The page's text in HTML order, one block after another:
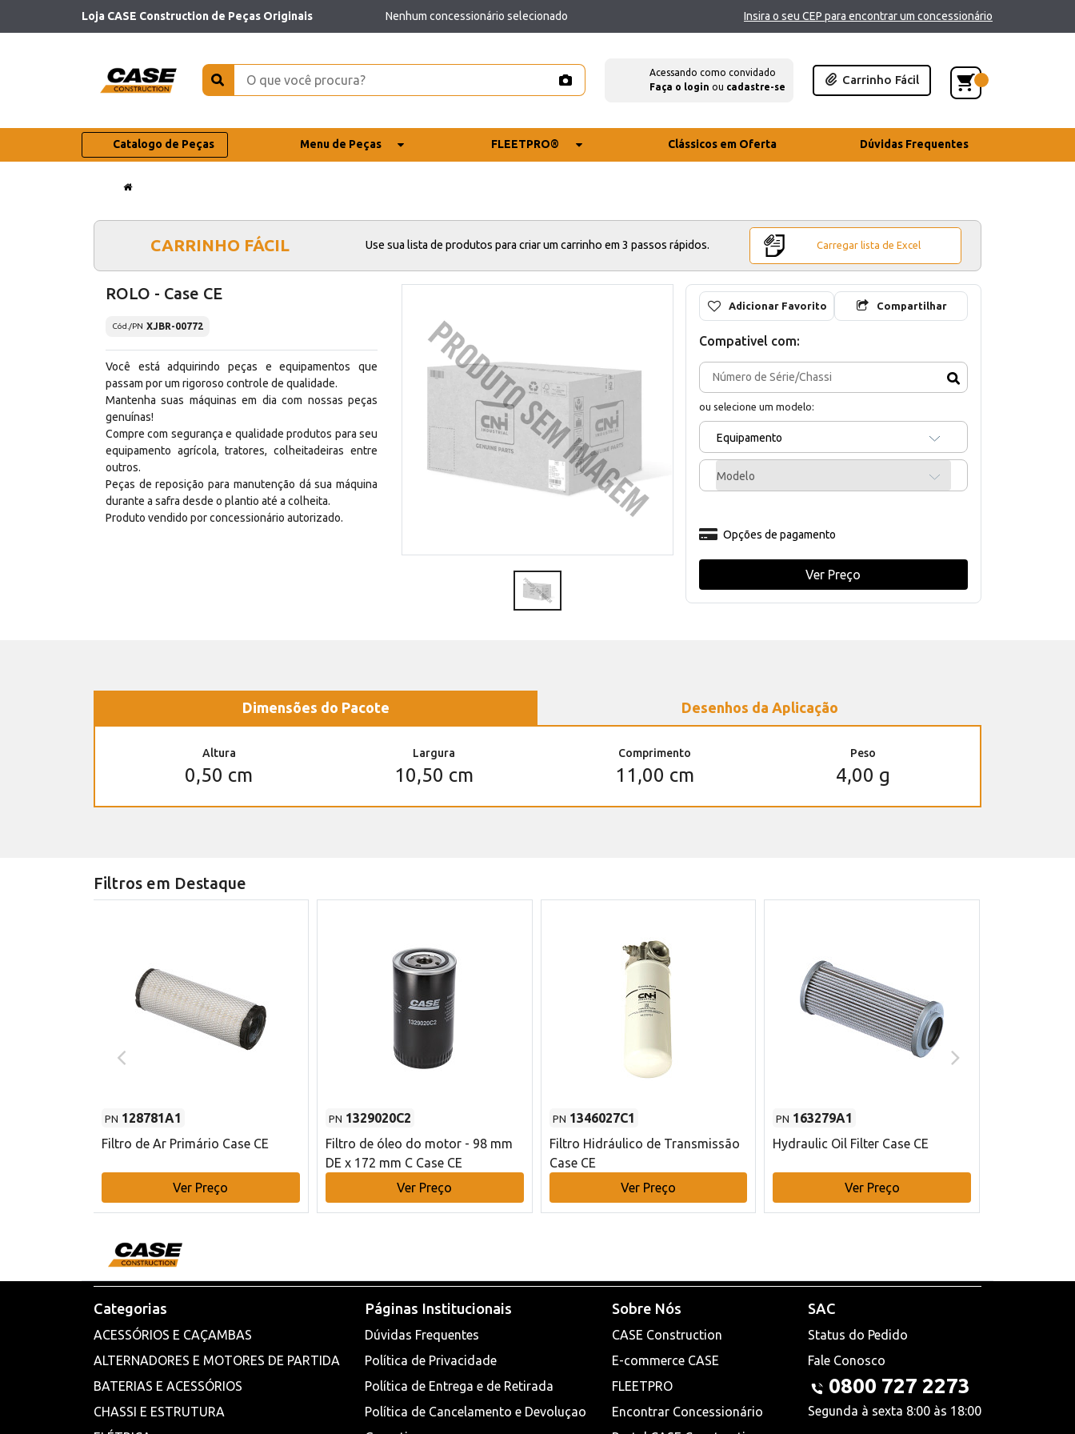
Loja CASE Construction de Peças Originais Nenhum concessionário selecionado Insira o seu CEP para encontrar um concessionário
Acessando como convidado
Faça o login ou cadastre-se
Carrinho Fácil
Catalogo de Peças Menu de Peças FLEETPRO® Clássicos em Oferta Dúvidas Frequentes
CARRINHO FÁCIL Use sua lista de produtos para criar um carrinho em 3 passos rápidos. Carregar lista de Excel
ROLO - Case CE
Cód./PN XJBR-00772
Você está adquirindo peças e equipamentos que
passam por um rigoroso controle de qualidade.
Mantenha suas máquinas em dia com nossas peças
genuínas!
Compre com segurança e qualidade produtos para seu
equipamento agrícola, tratores, colheitadeiras entre
outros.
Peças de reposição para manutenção dá sua máquina
durante a safra desde o plantio até a colheita.
Produto vendido por concessionário autorizado.
Adicionar Favorito Compartilhar
Compativel com:
ou selecione um modelo:
Equipamento
Modelo
Opções de pagamento
Ver Preço
Dimensões do Pacote Desenhos da Aplicação
Altura
0,50 cm
Largura
10,50 cm
Comprimento
11,00 cm
Peso
4,00 g
Filtros em Destaque
PN 128781A1
Filtro de Ar Primário Case CE
Ver Preço
PN 1329020C2
Filtro de óleo do motor - 98 mm
DE x 172 mm C Case CE
Ver Preço
PN 1346027C1
Filtro Hidráulico de Transmissão
Case CE
Ver Preço
PN 163279A1
Hydraulic Oil Filter Case CE
Ver Preço
Categorias
ACESSÓRIOS E CAÇAMBAS
ALTERNADORES E MOTORES DE PARTIDA
BATERIAS E ACESSÓRIOS
CHASSI E ESTRUTURA
Páginas Institucionais
Dúvidas Frequentes
Política de Privacidade
Política de Entrega e de Retirada
Política de Cancelamento e Devoluçao
Sobre Nós
CASE Construction
E-commerce CASE
FLEETPRO
Encontrar Concessionário
SAC
Status do Pedido
Fale Conosco
0800 727 2273
Segunda à sexta 8:00 às 18:00